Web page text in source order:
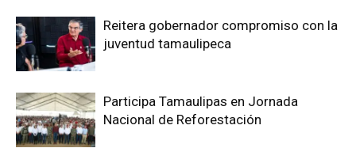
Reitera gobernador compromiso con la
juventud tamaulipeca
Participa Tamaulipas en Jornada
Nacional de Reforestación